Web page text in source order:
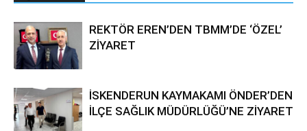
REKTÖR EREN’DEN TBMM’DE ‘ÖZEL’
ZİYARET
İSKENDERUN KAYMAKAMI ÖNDER’DEN
İLÇE SAĞLIK MÜDÜRLÜĞÜ’NE ZİYARET